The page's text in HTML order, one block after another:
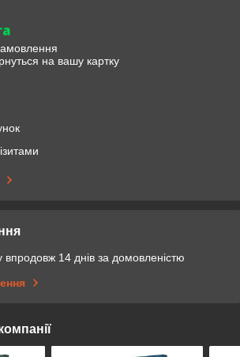
на вашу картку
14 днів за домовленістю